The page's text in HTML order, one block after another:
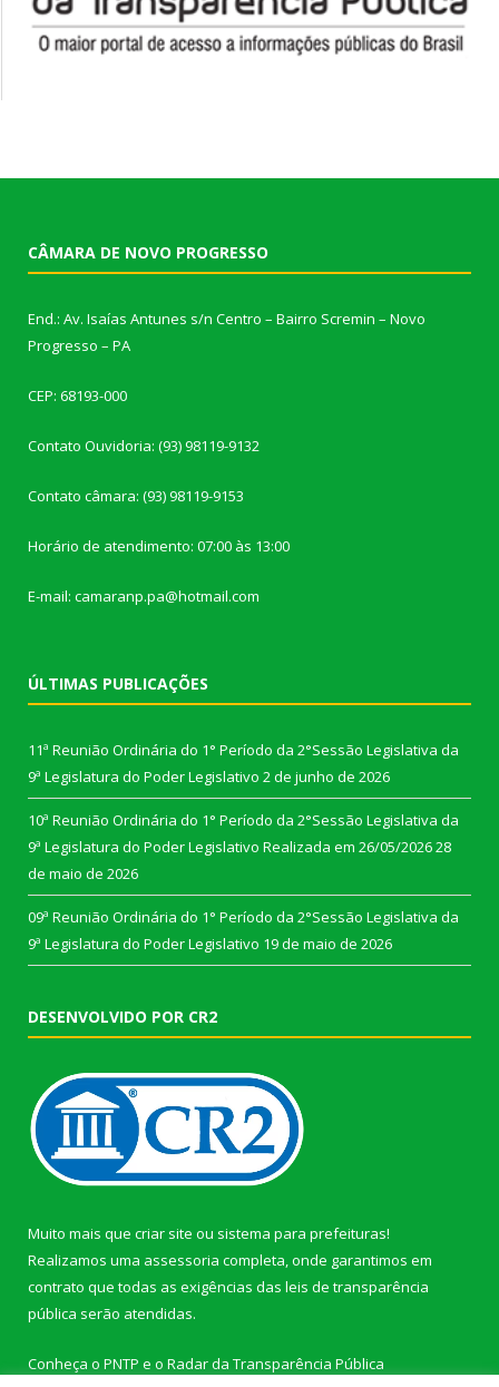
CÂMARA DE NOVO PROGRESSO
End.: Av. Isaías Antunes s/n Centro – Bairro Scremin – Novo
Progresso – PA
CEP: 68193-000
Contato Ouvidoria: (93) 98119-9132
Contato câmara: (93) 98119-9153
Horário de atendimento: 07:00 às 13:00
E-mail: camaranp.pa@hotmail.com
ÚLTIMAS PUBLICAÇÕES
11ª Reunião Ordinária do 1° Período da 2°Sessão Legislativa da
9ª Legislatura do Poder Legislativo 2 de junho de 2026
10ª Reunião Ordinária do 1° Período da 2°Sessão Legislativa da
9ª Legislatura do Poder Legislativo Realizada em 26/05/202628
de maio de 2026
09ª Reunião Ordinária do 1° Período da 2°Sessão Legislativa da
9ª Legislatura do Poder Legislativo 19 de maio de 2026
DESENVOLVIDO POR CR2
Muito mais que criar site ou sistema para prefeituras!
Realizamos uma assessoria completa, onde garantimos em
contrato que todas as exigências das leis de transparência
pública serão atendidas.
Conheça o PNTP e o Radar da Transparência Pública